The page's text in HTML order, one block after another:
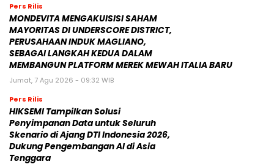
Pers Rilis
MONDEVITA MENGAKUISISI SAHAM
MAYORITAS DI UNDERSCORE DISTRICT,
PERUSAHAAN INDUK MAGLIANO,
SEBAGAI LANGKAH KEDUA DALAM
MEMBANGUN PLATFORM MEREK MEWAH ITALIA BARU
Jumat, 7 Agu 2026 - 09:32 WIB
Pers Rilis
HIKSEMI Tampilkan Solusi
Penyimpanan Data untuk Seluruh
Skenario di Ajang DTI Indonesia 2026,
Dukung Pengembangan AI di Asia
Tenggara